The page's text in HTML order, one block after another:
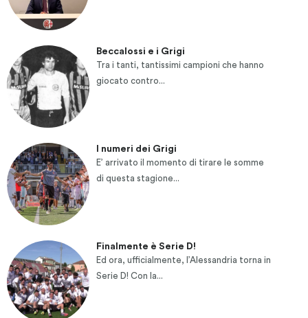
Beccalossi e i Grigi
Tra i tanti, tantissimi campioni che hanno
giocato contro...
I numeri dei Grigi
E’ arrivato il momento di tirare le somme
di questa stagione...
Finalmente è Serie D!
Ed ora, ufficialmente, l’Alessandria torna in
Serie D! Con la...